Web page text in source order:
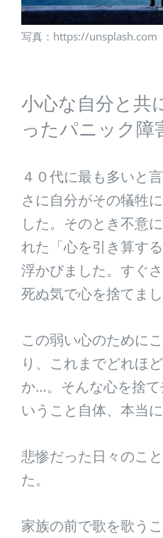
写真：https://unsplash.com
小心な自分と共
ったパニック障
４０代に最も多いと
さに自分がその犠牲
した。そのとき不意
れた「心を引き算す
浮かびました。すぐ
死ぬ気で心を捨てまし
この弱い心のために
り、これまでどれほ
か…。そんな心を捨
いうこと自体、本当
悲惨だった日々のこ
た。
家族の前で歌を歌う